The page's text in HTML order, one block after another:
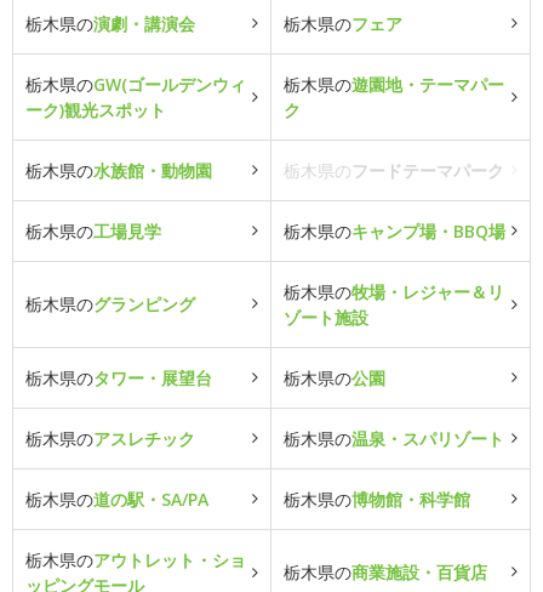
栃木県の演劇・講演会 栃木県のフェア
栃木県のGW(ゴールデンウィ
ーク)観光スポット
栃木県の遊園地・テーマパー
ク
栃木県の水族館・動物園 栃木県のフードテーマパーク
栃木県の工場見学 栃木県のキャンプ場・BBQ場
栃木県のグランピング
栃木県の牧場・レジャー＆リ
ゾート施設
栃木県のタワー・展望台 栃木県の公園
栃木県のアスレチック 栃木県の温泉・スパリゾート
栃木県の道の駅・SA/PA 栃木県の博物館・科学館
栃木県のアウトレット・ショ
ッピングモール
栃木県の商業施設・百貨店